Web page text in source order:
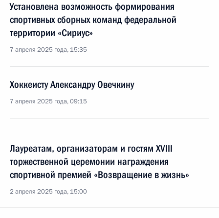
Установлена возможность формирования
спортивных сборных команд федеральной
территории «Сириус»
7 апреля 2025 года, 15:35
Хоккеисту Александру Овечкину
7 апреля 2025 года, 09:15
Лауреатам, организаторам и гостям XVIII
торжественной церемонии награждения
спортивной премией «Возвращение в жизнь»
2 апреля 2025 года, 15:00